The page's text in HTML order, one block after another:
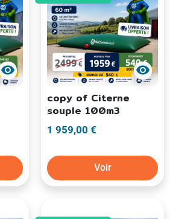
visibility visibility
copy of Citerne
souple 100m3
1 959,00 €
Voir